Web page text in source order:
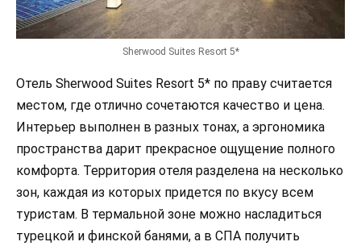
Sherwood Suites Resort 5*
Отель Sherwood Suites Resort 5* по праву считается
местом, где отлично сочетаются качество и цена.
Интерьер выполнен в разных тонах, а эргономика
пространства дарит прекрасное ощущение полного
комфорта. Территория отеля разделена на несколько
зон, каждая из которых придется по вкусу всем
туристам. В термальной зоне можно насладиться
турецкой и финской банями, а в СПА получить